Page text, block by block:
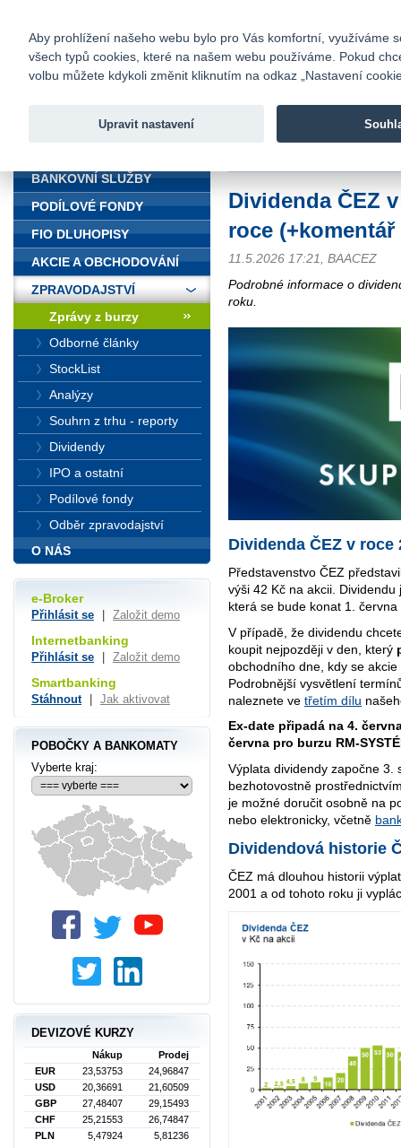
Fio banka
Fio banka
Dividenda ČEZ
roce
11.5.2026 17:21, BAACEZ
Podrobné informace o
roku.
Dividenda ČEZ v roce
Představenstvo ČEZ
výši 42 Kč na akcii.
která se bude konat 1. června
V případě, že dividendu
koupit nejpozději v den, který
obchodního dne, kdy se
Podrobnější vysvětlení
naleznete ve třetím dílu
Ex-date připadá na 4.
června pro burzu RM-
Výplata dividendy započne 3.
bezhotovostně
je možné doručit osobně na
nebo elektronicky, včetně
Dividendová historie
ČEZ má dlouhou historii
2001 a od tohoto roku ji
BANKOVNÍ SLUŽBY
PODÍLOVÉ FONDY
FIO DLUHOPISY
AKCIE A OBCHODOVÁNÍ
ZPRAVODAJSTVÍ
Zprávy z burzy
Odborné články
StockList
Analýzy
Souhrn z trhu - reporty
Dividendy
IPO a ostatní
Podílové fondy
Odběr zpravodajství
O NÁS
e-Broker
Přihlásit se Založit demo
Internetbanking
Přihlásit se Založit demo
Smartbanking
Stáhnout Jak aktivovat
POBOČKY A BANKOMATY
Vyberte kraj:
DEVIZOVÉ KURZY
Nákup
Prodej
EUR
23,53753
24,96847
USD
20,36691
21,60509
GBP
27,48407
29,15493
CHF
25,21553
26,74847
PLN
5,47924 5,81236
Aby prohlížení našeho webu bylo pro Vás komfortní, využíváme
všech typů cookies, které na našem webu používáme. Pokud
volbu můžete kdykoli změnit kliknutím na odkaz „Nastavení
Upravit nastavení